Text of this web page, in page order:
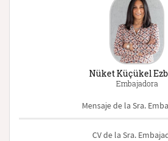
Nüket Küçükel
Embajadora
Mensaje de la Sra.
CV de la Sra.